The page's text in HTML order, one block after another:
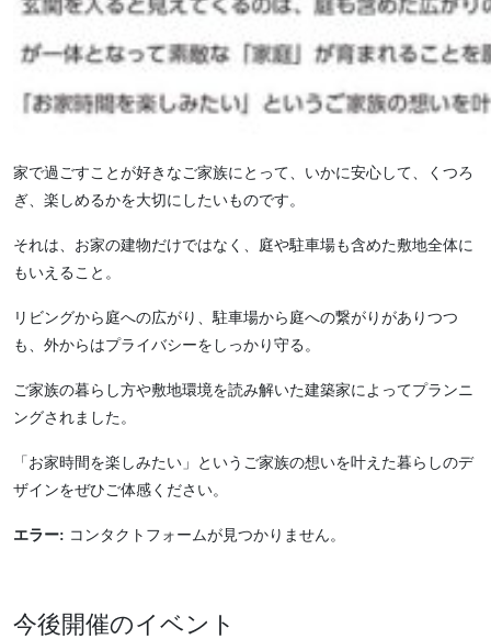
今後開催のイベント
家で過ごすことが好きなご家族にとって、いかに安心して、くつろ
ぎ、楽しめるかを大切にしたいものです。
それは、お家の建物だけではなく、庭や駐車場も含めた敷地全体に
もいえること。
リビングから庭への広がり、駐車場から庭への繋がりがありつつ
も、外からはプライバシーをしっかり守る。
ご家族の暮らし方や敷地環境を読み解いた建築家によってプランニ
ングされました。
「お家時間を楽しみたい」というご家族の想いを叶えた暮らしのデ
ザインをぜひご体感ください。
エラー: コンタクトフォームが見つかりません。